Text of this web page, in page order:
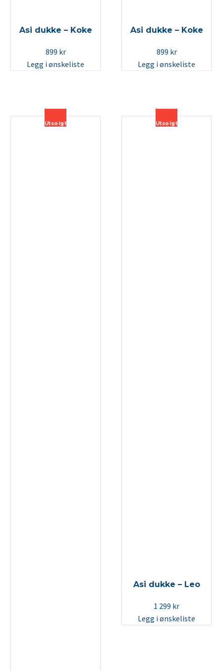
Asi dukke – Koke
899 kr
Legg i ønskeliste
Asi dukke – Koke
899 kr
Legg i ønskeliste
Utsolgt Utsolgt
Asi dukke – Leo
1 299 kr
Legg i ønskeliste